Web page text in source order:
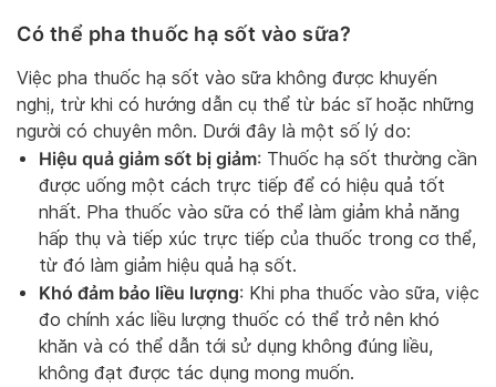
Có thể pha thuốc hạ sốt vào sữa?
Việc pha thuốc hạ sốt vào sữa không được khuyến
nghị, trừ khi có hướng dẫn cụ thể từ bác sĩ hoặc những
người có chuyên môn. Dưới đây là một số lý do:
Hiệu quả giảm sốt bị giảm: Thuốc hạ sốt thường cần
được uống một cách trực tiếp để có hiệu quả tốt
nhất. Pha thuốc vào sữa có thể làm giảm khả năng
hấp thụ và tiếp xúc trực tiếp của thuốc trong cơ thể,
từ đó làm giảm hiệu quả hạ sốt.
Khó đảm bảo liều lượng: Khi pha thuốc vào sữa, việc
đo chính xác liều lượng thuốc có thể trở nên khó
khăn và có thể dẫn tới sử dụng không đúng liều,
không đạt được tác dụng mong muốn.